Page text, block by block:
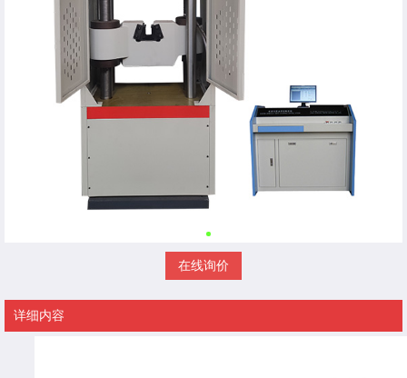
在线询价
详细内容